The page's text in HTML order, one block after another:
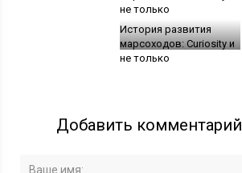
История развития
марсоходов: Curiosity и
не только
Добавить комментарий